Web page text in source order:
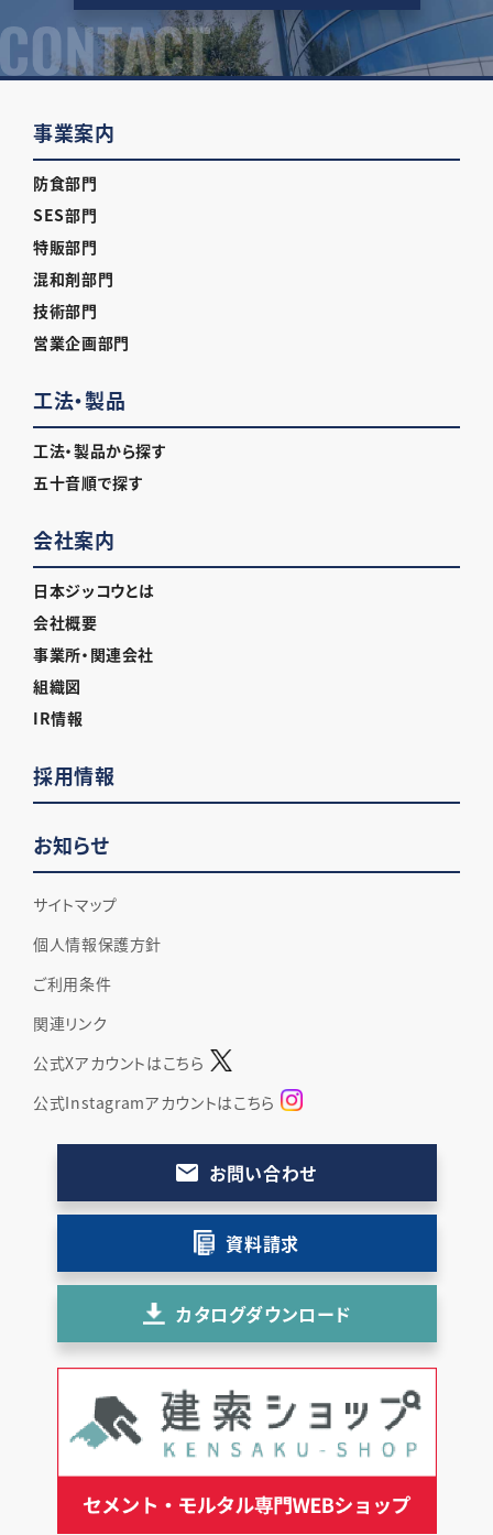
事業案内
防食部門
SES部門
特販部門
混和剤部門
技術部門
営業企画部門
工法・製品
工法・製品から探す
五十音順で探す
会社案内
日本ジッコウとは
会社概要
事業所・関連会社
組織図
IR情報
採用情報
お知らせ
サイトマップ
個人情報保護方針
ご利用条件
関連リンク
公式Xアカウントはこちら
公式Instagramアカウントはこちら
お問い合わせ
資料請求
カタログダウンロード